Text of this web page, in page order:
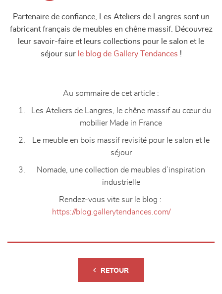
Partenaire de confiance, Les Ateliers de Langres sont un
fabricant français de meubles en chêne massif. Découvrez
leur savoir-faire et leurs collections pour le salon et le
séjour sur le blog de Gallery Tendances !
Au sommaire de cet article :
Les Ateliers de Langres, le chêne massif au cœur du
mobilier Made in France
Le meuble en bois massif revisité pour le salon et le
séjour
Nomade, une collection de meubles d’inspiration
industrielle
Rendez-vous vite sur le blog :
https://blog.gallerytendances.com/
RETOUR